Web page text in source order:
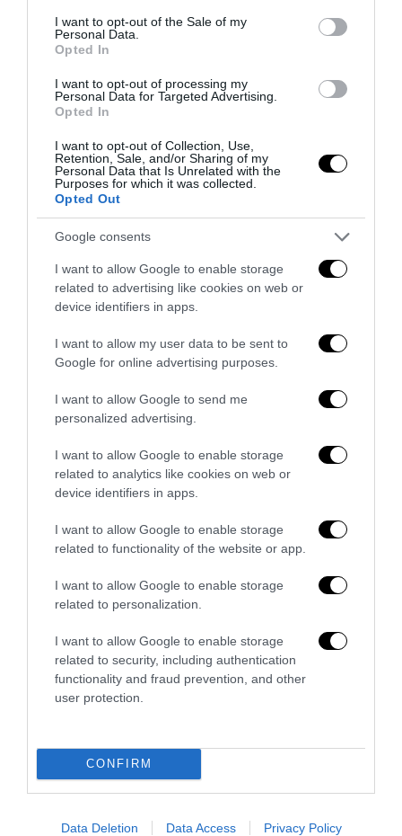
consent section.
I want to opt-out of the Sale of my
Personal Data.
Opted In
I want to opt-out of processing my
Personal Data for Targeted Advertising.
Opted In
I want to opt-out of Collection, Use,
Retention, Sale, and/or Sharing of my
Personal Data that Is Unrelated with the
Purposes for which it was collected.
Opted Out
Google consents
I want to allow Google to enable storage
related to advertising like cookies on web or
device identifiers in apps.
I want to allow my user data to be sent to
Google for online advertising purposes.
I want to allow Google to send me
personalized advertising.
I want to allow Google to enable storage
related to analytics like cookies on web or
device identifiers in apps.
I want to allow Google to enable storage
related to functionality of the website or app.
I want to allow Google to enable storage
related to personalization.
I want to allow Google to enable storage
related to security, including authentication
functionality and fraud prevention, and other
user protection.
CONFIRM
Data Deletion Data Access Privacy Policy
Remigrazione, il Copasir riconosce all’antifascismo il
veto del disordine
6 Agosto 2026
La Camera boccia il patentino antifascista per parlare a
5 Agosto 2026